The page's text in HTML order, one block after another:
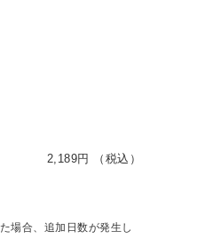
2,189円 （税込）
場合、追加日数が発生し